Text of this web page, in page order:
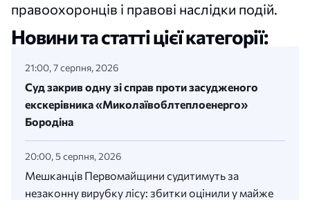
правоохоронців і правові наслідки подій.
Новини та статті цієї категорії:
21:00, 7 серпня, 2026
Суд закрив одну зі справ проти засудженого
екскерівника «Миколаївоблтеплоенерго»
Бородіна
20:00, 5 серпня, 2026
Мешканців Первомайщини судитимуть за
незаконну вирубку лісу: збитки оцінили у майже